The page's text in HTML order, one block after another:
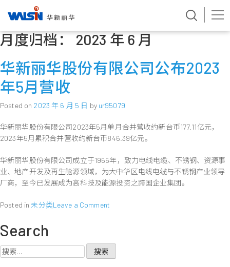
Skip
to月度归档： 2023 年 6 月
华新丽华股份有限公司公布2023
年5月营收
Posted on 2023 年 6 月 5 日 by ur95079
华新丽华股份有限公司2023年5月单月合并营收约新台币177.11亿元，
2023年5月累积合并营收约新台币846.39亿元。
华新丽华股份有限公司成立于1966年，致力电线电缆、不锈钢、资源事
业、地产开发及再生能源领域，为大中华区电线电缆与不锈钢产业领导
厂商，至今已发展成为高科技及能源投资之跨国企业集团。
Posted in未分类Leave a Commenton
股
Search
搜